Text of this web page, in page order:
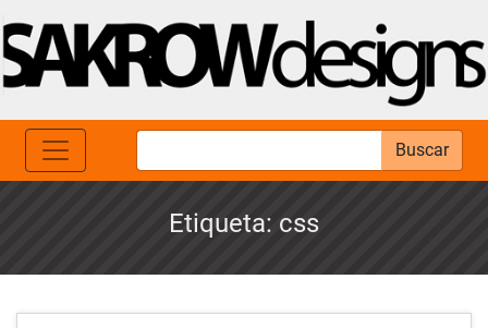
Buscar
Etiqueta: css